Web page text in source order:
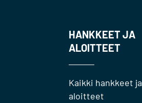
HANKKEET JA
ALOITTEET
Kaikki hankkeet ja
aloitteet